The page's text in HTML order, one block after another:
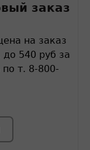
заказ
на заказ
до 540 руб за
т. 8-800-